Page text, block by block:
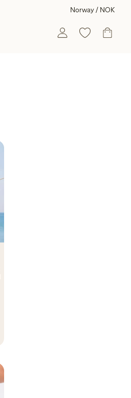
Norway / NOK